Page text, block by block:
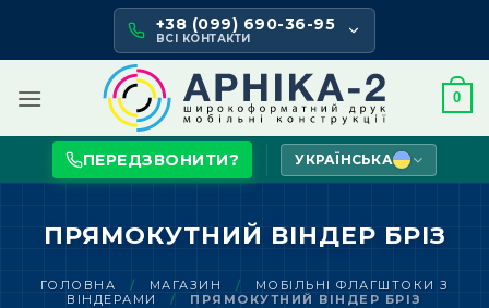
content
+38 (099) 690-36-95
ВСІ КОНТАКТИ
0
ПЕРЕДЗВОНИТИ? УКРАЇНСЬКА
ПРЯМОКУТНИЙ ВІНДЕР БРІЗ
ГОЛОВНА / МАГАЗИН /
МОБІЛЬНІ ФЛАГШТОКИ З
ВІНДЕРАМИ
/ ПРЯМОКУТНИЙ ВІНДЕР БРІЗ